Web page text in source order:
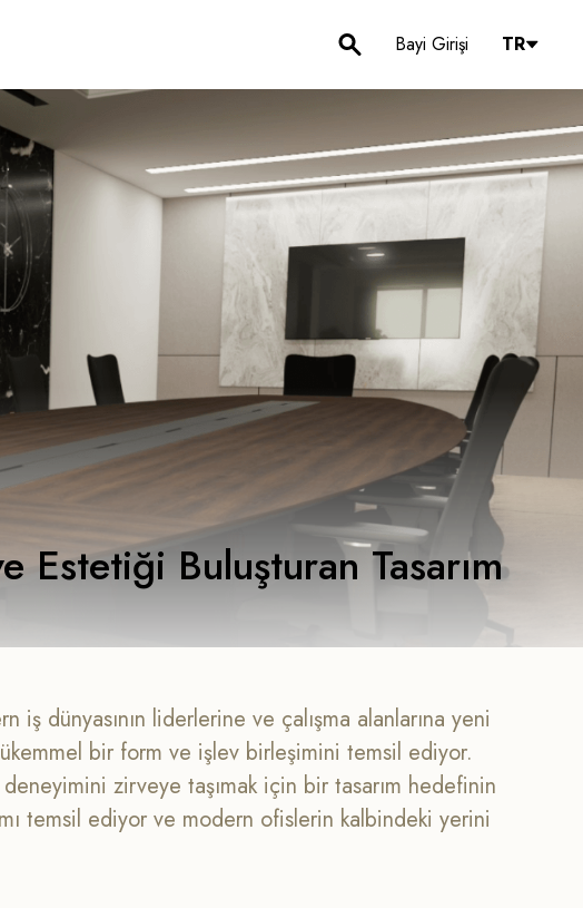
Bayi Girişi TR
Estetiği Buluşturan Tasarım
dünyasının liderlerine ve çalışma alanlarına yeni
bir form ve işlev birleşimini temsil ediyor.
zirveye taşımak için bir tasarım hedefinin
temsil ediyor ve modern ofislerin kalbindeki yerini